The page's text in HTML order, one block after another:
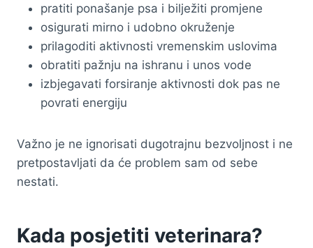
pratiti ponašanje psa i bilježiti promjene
osigurati mirno i udobno okruženje
prilagoditi aktivnosti vremenskim uslovima
obratiti pažnju na ishranu i unos vode
izbjegavati forsiranje aktivnosti dok pas ne
povrati energiju
Važno je ne ignorisati dugotrajnu bezvoljnost i ne
pretpostavljati da će problem sam od sebe
nestati.
Kada posjetiti veterinara?